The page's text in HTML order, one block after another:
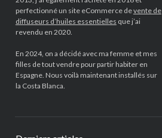
perfectionné un site eCommerce devente de
diffuseurs d’huiles essentielles que j’ai
revendu en 2020.
En 2024, on a décidé avec ma femme et mes
filles de tout vendre pour partir habiter en
Espagne. Nous voilà maintenant installés sur
la Costa Blanca.